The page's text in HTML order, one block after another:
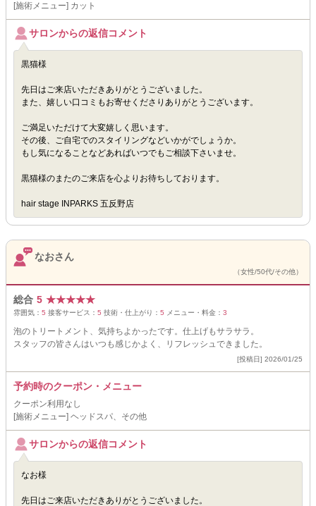
[施術メニュー] カット
サロンからの返信コメント
黒猫様
先日はご来店いただきありがとうございました。
また、嬉しい口コミもお寄せくださりありがとうございます。
ご満足いただけて大変嬉しく思います。
その後、ご自宅でのスタイリングなどいかがでしょうか。
もし気になることなどあればいつでもご相談下さいませ。
黒猫様のまたのご来店を心よりお待ちしております。
hair stage INPARKS 五反野店
なおさん
（女性/50代/その他）
総合 5 ★★★★★
雰囲気： 5 接客サービス： 5 技術・仕上がり： 5 メニュー・料金： 3
泡のトリートメント、気持ちよかったです。仕上げもサラサラ。
スタッフの皆さんはいつも感じかよく、リフレッシュできました。
[投稿日] 2026/01/25
予約時のクーポン・メニュー
クーポン利用なし
[施術メニュー] ヘッドスパ、その他
サロンからの返信コメント
なお様
先日はご来店いただきありがとうございました。